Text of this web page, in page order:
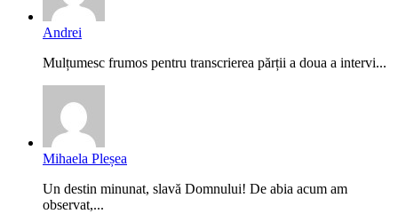
Andrei
Mulțumesc frumos pentru transcrierea părții a doua a intervi...
Mihaela Pleșea
Un destin minunat, slavă Domnului! De abia acum am
observat,...